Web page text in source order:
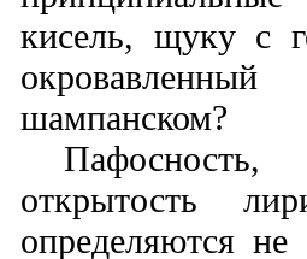
кисель, щуку с
шампанском?
открытость
определяются не